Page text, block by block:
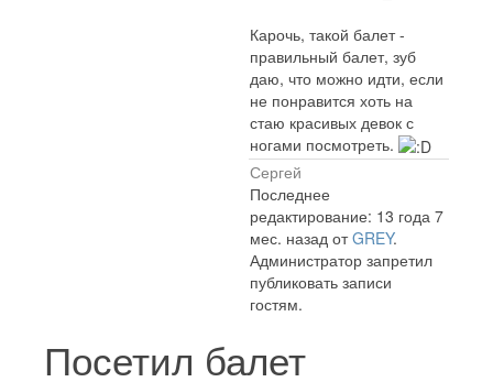
Карочь, такой балет -
правильный балет, зуб
даю, что можно идти, если
не понравится хоть на
стаю красивых девок с
ногами посмотреть.
Сергей
Последнее
редактирование: 13 года 7
мес. назад отGREY.
Администратор запретил
публиковать записи
гостям.
Посетил балет